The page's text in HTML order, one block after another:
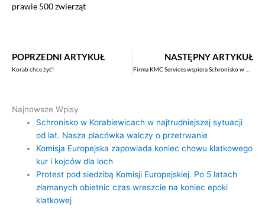
prawie 500 zwierząt
POPRZEDNI ARTYKUŁ
Korab chce żyć!
NASTĘPNY ARTYKUŁ
Firma KMC Services wspiera Schronisko w Korabiewicach!
Najnowsze Wpisy
Schronisko w Korabiewicach w najtrudniejszej sytuacji
od lat. Nasza placówka walczy o przetrwanie
Komisja Europejska zapowiada koniec chowu klatkowego
kur i kojców dla loch
Protest pod siedzibą Komisji Europejskiej. Po 5 latach
złamanych obietnic czas wreszcie na koniec epoki
klatkowej